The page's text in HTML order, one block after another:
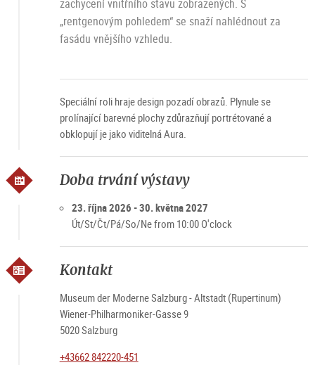
zachycení vnitřního stavu zobrazených. S
„rentgenovým pohledem“ se snaží nahlédnout za
fasádu vnějšího vzhledu.
Speciální roli hraje design pozadí obrazů. Plynule se
prolínající barevné plochy zdůrazňují portrétované a
obklopují je jako viditelná Aura.
Doba trvání výstavy
23. října 2026 - 30. května 2027
Út/St/Čt/Pá/So/Ne from 10:00 O'clock
Kontakt
Museum der Moderne Salzburg - Altstadt (Rupertinum)
Wiener-Philharmoniker-Gasse 9
5020 Salzburg
+43662 842220-451